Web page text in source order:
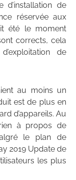
d’installation de
réservée aux
été le moment
corrects, cela
de
au moins un
est de plus en
d’appareils. Au
à propos de
le plan de
2019 Update de
les plus